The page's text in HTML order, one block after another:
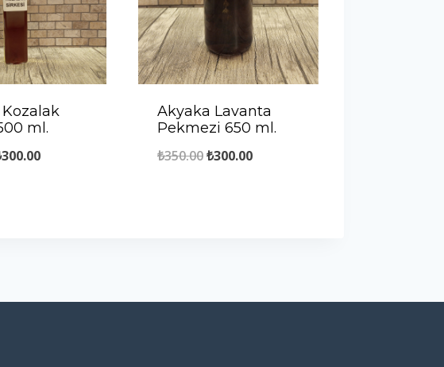
ml.
300.00Şu
Akyaka Lavanta
Pekmezi 650 ml.
₺350.00Orijinal
₺300.00Şu